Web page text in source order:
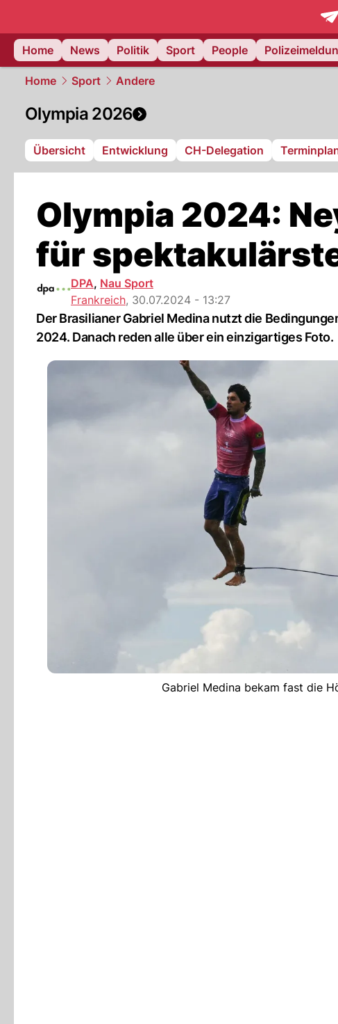
Home
News Politik Sport People
Home Sport Andere
Olympia 2026
Übersicht Entwicklung CH-Delegation
Olympia 2024:
für
DPA, Nau Sport
Frankreich, 30.07.2024 - 13:27
Der Brasilianer Gabriel Medina nutzt die
2024. Danach reden alle über ein einzigartiges Foto.
Gabriel Medina bekam fast die